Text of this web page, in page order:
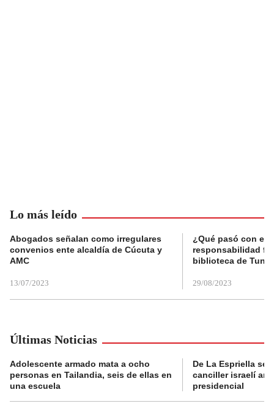
Lo más leído
Abogados señalan como irregulares
convenios ente alcaldía de Cúcuta y
AMC
13/07/2023
¿Qué pasó con el
responsabilidad
biblioteca de
29/08/2023
Últimas Noticias
Adolescente armado mata a ocho
personas en Tailandia, seis de ellas en
una escuela
De La Espriella se
canciller israelí
presidencial